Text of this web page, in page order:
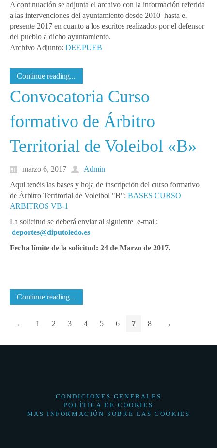
A continuación se adjunta el archivo con la información referida
a las intervenciones del ayuntamiento desde 2010 hasta el
presente 2017 en cuanto a los escritos realizados por el defensor
del pueblo a dicho ayuntamiento.
Archivo Adjunto: DEF.PUEB
Continue reading...
Convocatoria Curso
formativo de Árbitro
Territorial de Voleibol «B»
marzo 6, 2017
Admin
Aquí tenéis las bases y hoja de inscripción del curso formativo
de Árbitro Territorial de Voleibol "B": BASES CURSO
ARBITROS VB-1
La solicitud se deberá enviar al siguiente e-mail:
deportes@diputoledo.es
Fecha límite de la solicitud: 24 de Marzo de 2017.
Continue reading...
← 1 2 3 4 5 6 7 8 →
CONDICIONES GENERALES
POLÍTICA DE COOKIES
MAS INFORMACIÓN SOBRE LAS COOKIES